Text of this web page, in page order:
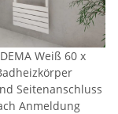
Weiß 60 x
Seitenanschluss
Anmeldung